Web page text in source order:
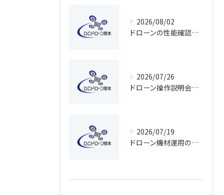
2026/08/02
ドローンの性能確認を安全に行うための手順と神奈川県で押さえるべきポイント
2026/07/26
ドローン操作説明会で基礎から学び無料体験で不安解消する方法
2026/07/19
ドローン機材運用の実務スキルを神奈川県で磨く方法と資格取得のポイント